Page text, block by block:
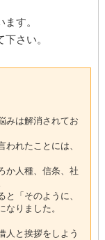
す。
さい。
みは解消されてお
れたことには、
か人種、信条、社
「そのように、
りました。
人と挨拶をしよう